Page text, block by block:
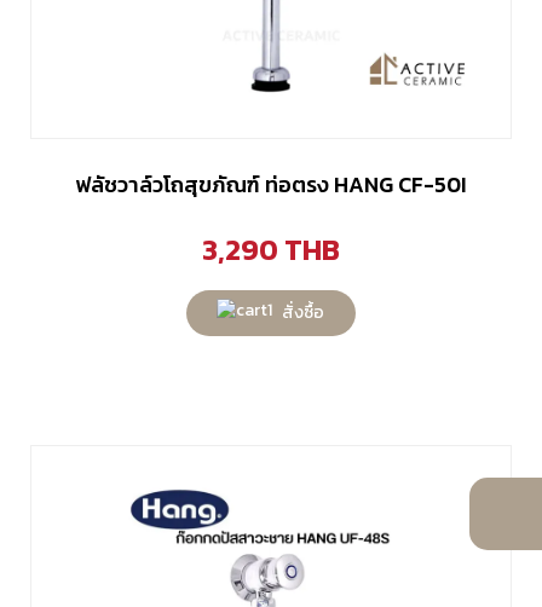
ฟลัชวาล์วโถสุขภัณฑ์ ท่อตรง HANG CF-50I
3,290 THB
สั่งซื้อ